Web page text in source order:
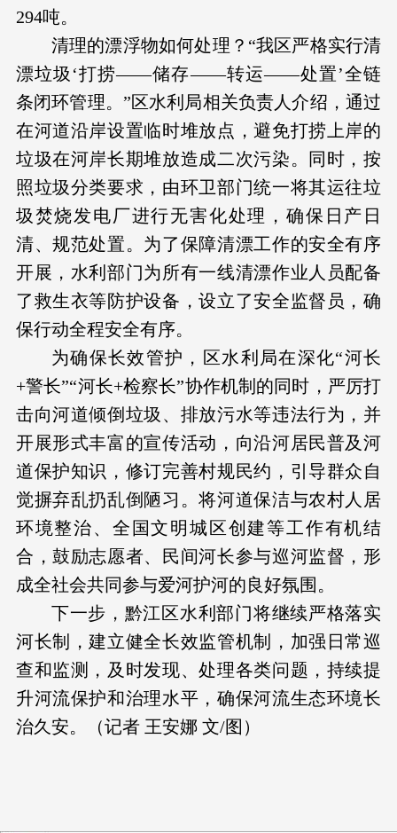
294吨。
清理的漂浮物如何处理？“我区严格实行清
漂垃圾‘打捞——储存——转运——处置’全链
条闭环管理。”区水利局相关负责人介绍，通过
在河道沿岸设置临时堆放点，避免打捞上岸的
垃圾在河岸长期堆放造成二次污染。同时，按
照垃圾分类要求，由环卫部门统一将其运往垃
圾焚烧发电厂进行无害化处理，确保日产日
清、规范处置。为了保障清漂工作的安全有序
开展，水利部门为所有一线清漂作业人员配备
了救生衣等防护设备，设立了安全监督员，确
保行动全程安全有序。
为确保长效管护，区水利局在深化“河长
+警长”“河长+检察长”协作机制的同时，严厉打
击向河道倾倒垃圾、排放污水等违法行为，并
开展形式丰富的宣传活动，向沿河居民普及河
道保护知识，修订完善村规民约，引导群众自
觉摒弃乱扔乱倒陋习。将河道保洁与农村人居
环境整治、全国文明城区创建等工作有机结
合，鼓励志愿者、民间河长参与巡河监督，形
成全社会共同参与爱河护河的良好氛围。
下一步，黔江区水利部门将继续严格落实
河长制，建立健全长效监管机制，加强日常巡
查和监测，及时发现、处理各类问题，持续提
升河流保护和治理水平，确保河流生态环境长
治久安。
（记者 王安娜 文/图）